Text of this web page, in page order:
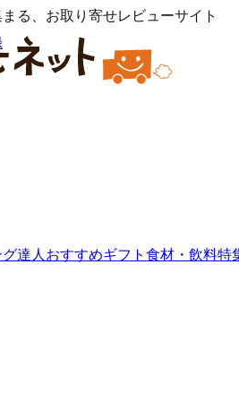
る、お取り寄せレビューサイト
グ達人おすすめギフト 食材・飲料特